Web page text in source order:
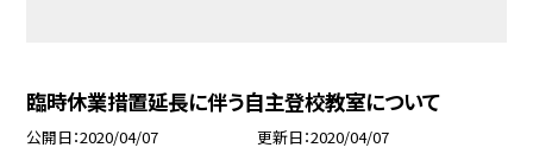
臨時休業措置延長に伴う自主登校教室について
公開日 2020/04/07 更新日 2020/04/07